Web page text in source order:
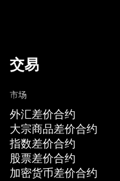
交易
市场
外汇差价合约
大宗商品差价合约
指数差价合约
股票差价合约
加密货币差价合约